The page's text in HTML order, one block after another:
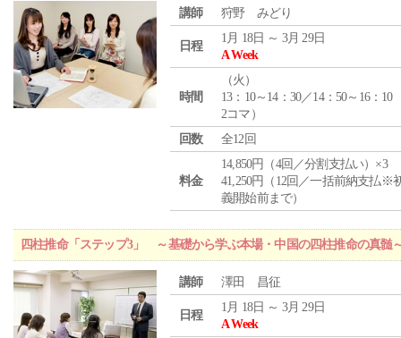
講師 狩野 みどり
日程
1月 18日 ～ 3月 29日
A Week
時間
（火 ）
13：10～14：30／14：50～16：10
2コマ）
回数
全12回
料金
14,850円（4回／分割支払い）×3
41,250円（12回／一括前納支払※
義開始前まで）
四柱推命「ステップ3」 ～基礎から学ぶ本場・中国の四柱推命の真髄
講師 澤田 昌征
日程
1月 18日 ～ 3月 29日
A Week